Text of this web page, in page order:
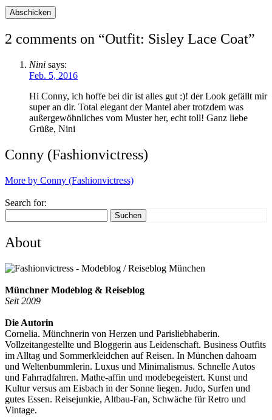
2 comments on “Outfit: Sisley Lace Coat”
Nini says:
Feb. 5, 2016
Hi Conny, ich hoffe bei dir ist alles gut :)! der Look gefällt mir
super an dir. Total elegant der Mantel aber trotzdem was
außergewöhnliches vom Muster her, echt toll! Ganz liebe
Grüße, Nini
Conny (Fashionvictress)
More by Conny (Fashionvictress)
Search for:
Suchen
About
Münchner Modeblog & Reiseblog
Seit 2009
Die Autorin
Cornelia. Münchnerin von Herzen und Parisliebhaberin.
Vollzeitangestellte und Bloggerin aus Leidenschaft. Business Outfits
im Alltag und Sommerkleidchen auf Reisen. In München dahoam
und Weltenbummlerin. Luxus und Minimalismus. Schnelle Autos
und Fahrradfahren. Mathe-affin und modebegeistert. Kunst und
Kultur versus am Eisbach in der Sonne liegen. Judo, Surfen und
gutes Essen. Reisejunkie, Altbau-Fan, Schwäche für Retro und
Vintage.